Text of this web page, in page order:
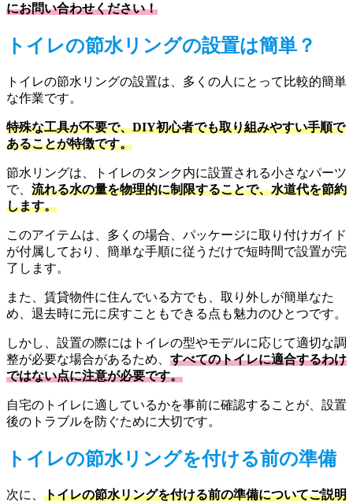
にお問い合わせください！
トイレの節水リングの設置は簡単？
トイレの節水リングの設置は、多くの人にとって比較的簡単
な作業です。
特殊な工具が不要で、DIY初心者でも取り組みやすい手順で
あることが特徴です。
節水リングは、トイレのタンク内に設置される小さなパーツ
で、 流れる水の量を物理的に制限することで、水道代を節約
します。
このアイテムは、多くの場合、パッケージに取り付けガイド
が付属しており、簡単な手順に従うだけで短時間で設置が完
了します。
また、賃貸物件に住んでいる方でも、取り外しが簡単なた
め、退去時に元に戻すこともできる点も魅力のひとつです。
しかし、設置の際にはトイレの型やモデルに応じて適切な調
整が必要な場合があるため、 すべてのトイレに適合するわけ
ではない点に注意が必要です。
自宅のトイレに適しているかを事前に確認することが、設置
後のトラブルを防ぐために大切です。
トイレの節水リングを付ける前の準備
次に、 トイレの節水リングを付ける前の準備についてご説明